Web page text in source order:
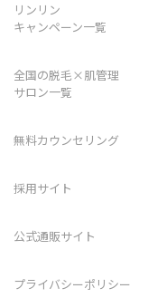
リンリン
キャンペーン一覧
全国の脱毛×肌管理
サロン一覧
無料カウンセリング
採用サイト
公式通販サイト
プライバシーポリシー